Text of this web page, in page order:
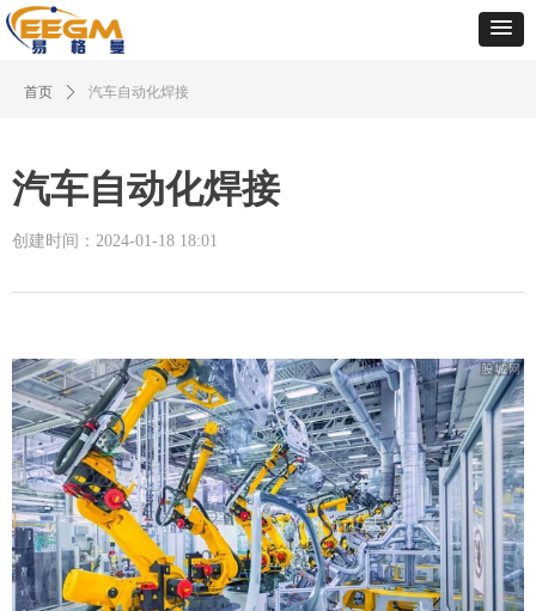
首页 ꄲ 汽车自动化焊接
汽车自动化焊接
创建时间： 2024-01-18 18:01